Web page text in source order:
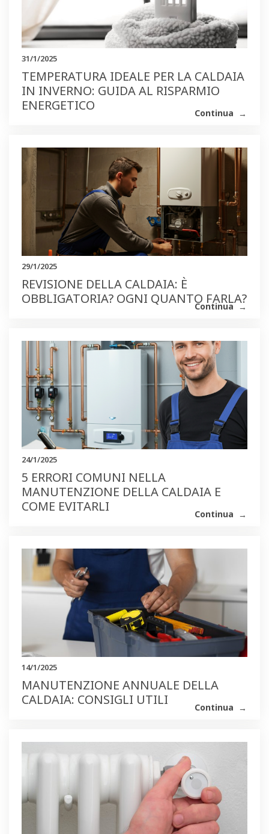
31/1/2025
TEMPERATURA IDEALE PER LA CALDAIA
IN INVERNO: GUIDA AL RISPARMIO
ENERGETICO
Continua
29/1/2025
REVISIONE DELLA CALDAIA: È
OBBLIGATORIA? OGNI QUANTO FARLA?
Continua
24/1/2025
5 ERRORI COMUNI NELLA
MANUTENZIONE DELLA CALDAIA E
COME EVITARLI
Continua
14/1/2025
MANUTENZIONE ANNUALE DELLA
CALDAIA: CONSIGLI UTILI
Continua